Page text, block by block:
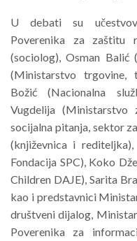
U debati su
Poverenika za zaštitu
(sociolog), Osman Balić
(Ministarstvo trgovine,
Božić (Nacionalna
Vugdelija (Ministarstvo
socijalna pitanja, sektor
(književnica i
Fondacija SPC), Koko
Children DAJE), Sarita
kao i predstavnici
društveni dijalog,
Poverenika za